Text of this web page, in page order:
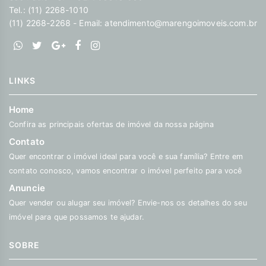
Tel.: (11) 2268-1010
(11) 2268-2268 - Email: atendimento@marengoimoveis.com.br
LINKS
Home
Confira as principais ofertas de imóvel da nossa página
Contato
Quer encontrar o imóvel ideal para você e sua família? Entre em
contato conosco, vamos encontrar o imóvel perfeito para você
Anuncie
Quer vender ou alugar seu imóvel? Envie-nos os detalhes do seu
imóvel para que possamos te ajudar.
SOBRE